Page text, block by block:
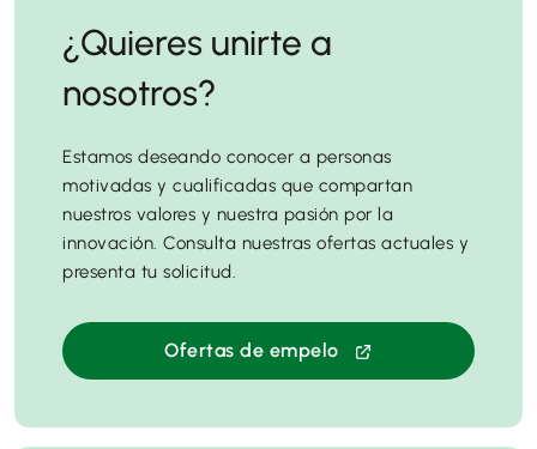
¿Quieres unirte a
nosotros?
Estamos deseando conocer a personas
motivadas y cualificadas que compartan
nuestros valores y nuestra pasión por la
innovación. Consulta nuestras ofertas actuales y
presenta tu solicitud.
Ofertas de empelo